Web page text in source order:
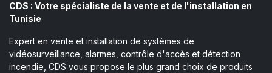
CDS : Votre spécialiste de la vente et de l'installation en
Tunisie
Expert en vente et installation de systèmes de
vidéosurveillance, alarmes, contrôle d'accès et détection
incendie, CDS vous propose le plus grand choix de produits